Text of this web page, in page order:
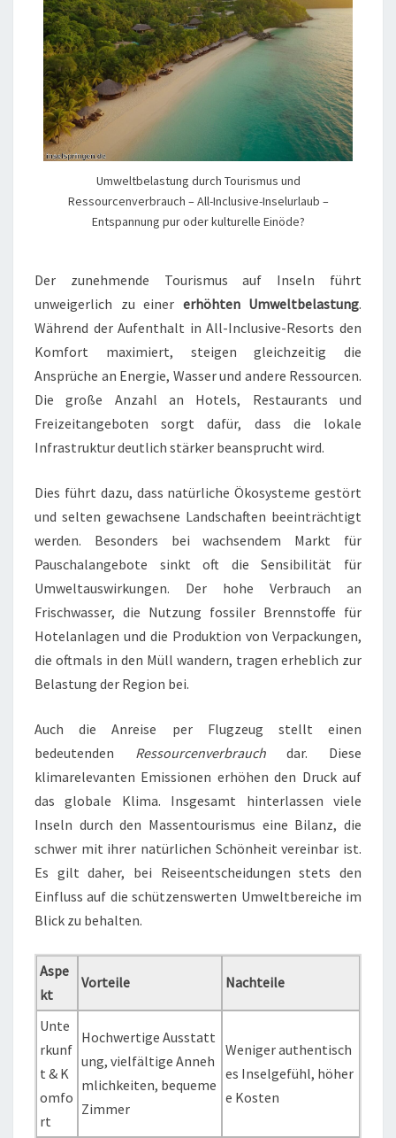
Umweltbelastung durch Tourismus und
Ressourcenverbrauch – All-Inclusive-Inselurlaub –
Entspannung pur oder kulturelle Einöde?
Der zunehmende Tourismus auf Inseln führt
unweigerlich zu einer erhöhten Umweltbelastung.
Während der Aufenthalt in All-Inclusive-Resorts den
Komfort maximiert, steigen gleichzeitig die
Ansprüche an Energie, Wasser und andere Ressourcen.
Die große Anzahl an Hotels, Restaurants und
Freizeitangeboten sorgt dafür, dass die lokale
Infrastruktur deutlich stärker beansprucht wird.
Dies führt dazu, dass natürliche Ökosysteme gestört
und selten gewachsene Landschaften beeinträchtigt
werden. Besonders bei wachsendem Markt für
Pauschalangebote sinkt oft die Sensibilität für
Umweltauswirkungen. Der hohe Verbrauch an
Frischwasser, die Nutzung fossiler Brennstoffe für
Hotelanlagen und die Produktion von Verpackungen,
die oftmals in den Müll wandern, tragen erheblich zur
Belastung der Region bei.
Auch die Anreise per Flugzeug stellt einen
bedeutenden Ressourcenverbrauchdar. Diese
klimarelevanten Emissionen erhöhen den Druck auf
das globale Klima. Insgesamt hinterlassen viele
Inseln durch den Massentourismus eine Bilanz, die
schwer mit ihrer natürlichen Schönheit vereinbar ist.
Es gilt daher, bei Reiseentscheidungen stets den
Einfluss auf die schützenswerten Umweltbereiche im
Blick zu behalten.
Aspe
kt
Vorteile Nachteile
Unte
rkunf
t & K
omfo
rt
Hochwertige Ausstatt
ung, vielfältige Anneh
mlichkeiten, bequeme
Zimmer
Weniger authentisch
es Inselgefühl, höher
e Kosten